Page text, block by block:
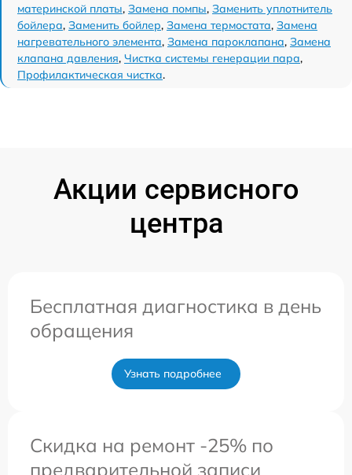
материнской платы, Замена помпы, Заменить уплотнитель
бойлера, Заменить бойлер, Замена термостата, Замена
нагревательного элемента, Замена пароклапана, Замена
клапана давления, Чистка системы генерации пара,
Профилактическая чистка.
Акции сервисного
центра
Бесплатная диагностика в день
обращения
Узнать подробнее
Скидка на ремонт -25% по
предварительной записи